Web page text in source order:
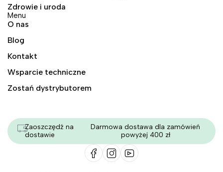
Zdrowie i uroda
Menu
O nas
Blog
Kontakt
Wsparcie techniczne
Zostań dystrybutorem
Zaoszczędź na
dostawie
Darmowa dostawa dla zamówień
powyżej 400 zł